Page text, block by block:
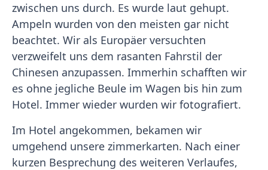
zwischen uns durch. Es wurde laut gehupt.
Ampeln wurden von den meisten gar nicht
beachtet. Wir als Europäer versuchten
verzweifelt uns dem rasanten Fahrstil der
Chinesen anzupassen. Immerhin schafften wir
es ohne jegliche Beule im Wagen bis hin zum
Hotel. Immer wieder wurden wir fotografiert.
Im Hotel angekommen, bekamen wir
umgehend unsere zimmerkarten. Nach einer
kurzen Besprechung des weiteren Verlaufes,